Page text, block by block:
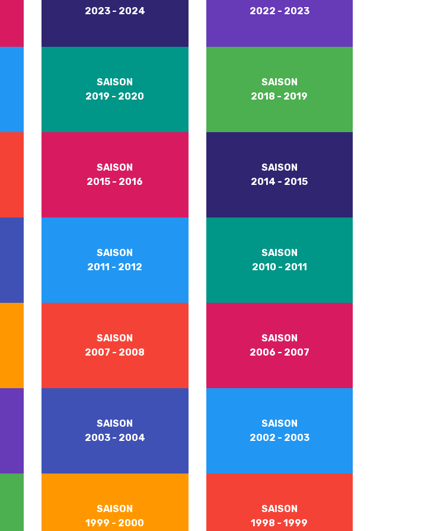
2023 - 2024
2022 - 2023
SAISON
2019 - 2020
SAISON
2018 - 2019
SAISON
2015 - 2016
SAISON
2014 - 2015
SAISON
2011 - 2012
SAISON
2010 - 2011
SAISON
2007 - 2008
SAISON
2006 - 2007
SAISON
2003 - 2004
SAISON
2002 - 2003
SAISON
1999 - 2000
SAISON
1998 - 1999